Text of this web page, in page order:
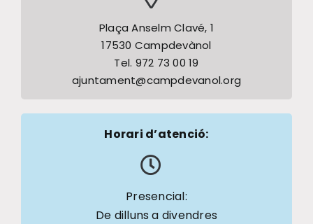
Plaça Anselm Clavé, 1
17530 Campdevànol
Tel. 972 73 00 19
ajuntament@campdevanol.org
Horari d’atenció:
Presencial:
De dilluns a divendres